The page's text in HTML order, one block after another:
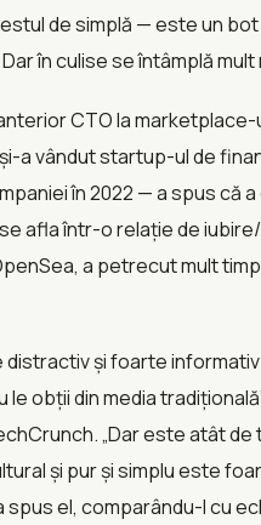
de simplă — este un
în culise se întâmplă mult
CTO la marketplace-
a vândut startup-ul de
în 2022 — a spus că
afla într-o relație de
a petrecut mult
distractiv și foarte
le obții din media
„Dar este atât de
și pur și simplu este
spus el, comparându-l cu